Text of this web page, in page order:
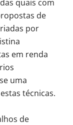
quais com
de
por
em renda
uma
técnicas.
de